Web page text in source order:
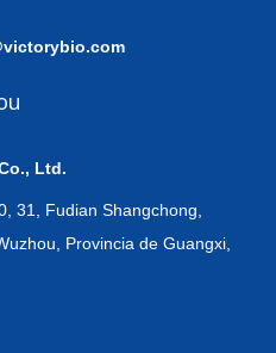
Ltd.
31, Fudian Shangchong,
Provincia de Guangxi,